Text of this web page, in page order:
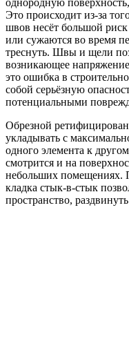
Это происходит из-за
швов несёт большой
или сужаются во время
треснуть. Швы и щели
возникающее
это ошибка в
собой серьёзную
потенциальными
Обрезной
укладывать с
одного элемента к
смотрится и на
небольших помещениях.
кладка стык-в-стык
пространство,